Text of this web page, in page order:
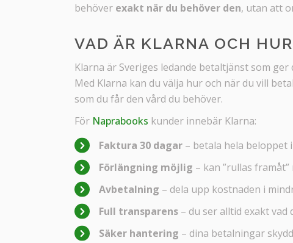
behöver exakt när du behöver den, utan att
VAD ÄR KLARNA OCH
Klarna är Sveriges ledande betaltjänst som
Med Klarna kan du välja hur och när du vill
som du får den vård du behöver.
För Naprabooks kunder innebär Klarna:
Faktura 30 dagar – betala hela beloppet
Förlängning möjlig – kan ”rullas
Avbetalning – dela upp kostnaden i
Full transparens – du ser alltid exakt
Säker hantering – dina betalningar